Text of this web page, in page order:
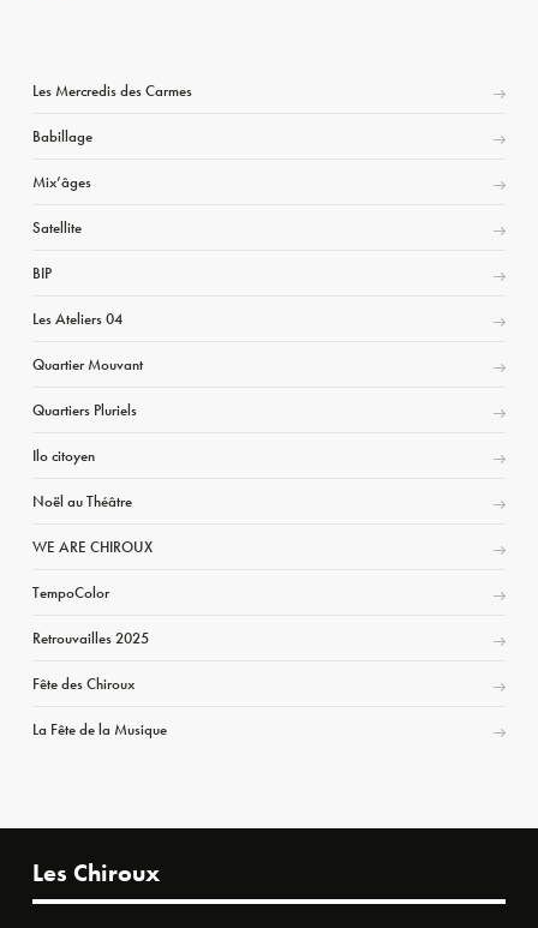
Les Mercredis des Carmes
Babillage
Mix’âges
Satellite
BIP
Les Ateliers 04
Quartier Mouvant
Quartiers Pluriels
Ilo citoyen
Noël au Théâtre
WE ARE CHIROUX
TempoColor
Retrouvailles 2025
Fête des Chiroux
La Fête de la Musique
Les Chiroux